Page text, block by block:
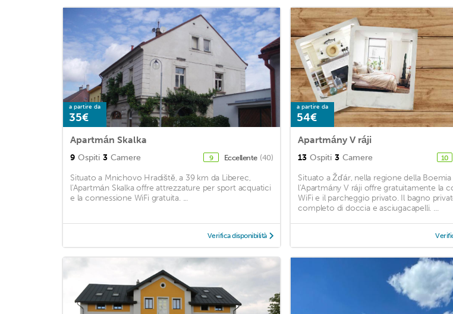
a partire da
35€
Apartmán Skalka
9 Ospiti 3 Camere 9 Eccellente (40)
Situato a Mnichovo Hradiště, a 39 km da Liberec,
l'Apartmán Skalka offre attrezzature per sport acquatici
e la connessione WiFi gratuita. ...
Verifica disponibilità
a partire da
54€
Apartmány V ráji
13 Ospiti 3 Camere 10
Situato a Žďár, nella regione della Boemia
l'Apartmány V ráji offre gratuitamente la
WiFi e il parcheggio privato. Il bagno
completo di doccia e asciugacapelli. ...